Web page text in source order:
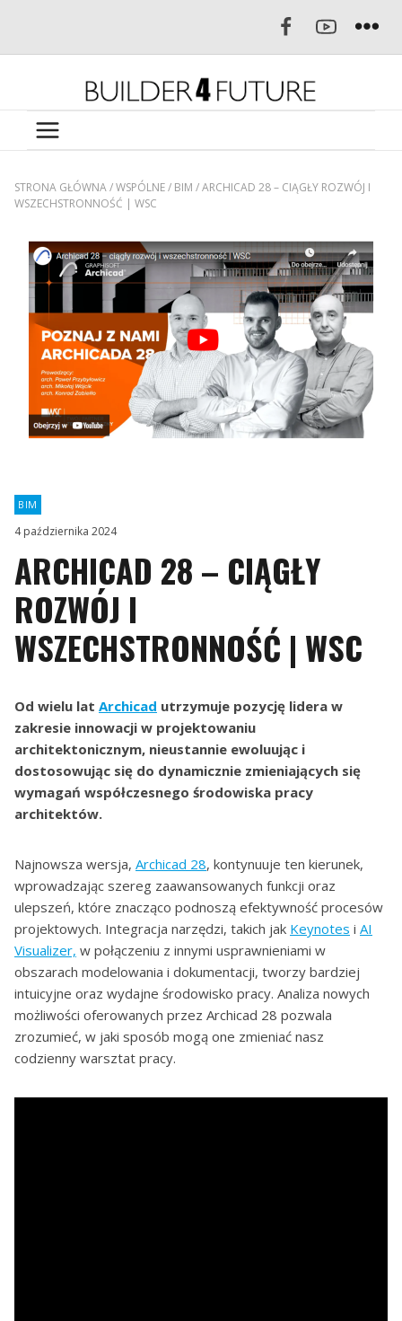
STRONA GŁÓWNA/WSPÓLNE/ BIM /ARCHICAD 28 – CIĄGŁY ROZWÓJ I
WSZECHSTRONNOŚĆ | WSC
BIM
4 października 2024
ARCHICAD 28 – CIĄGŁY
ROZWÓJ I
WSZECHSTRONNOŚĆ | WSC
Od wielu lat Archicad utrzymuje pozycję lidera w
zakresie innowacji w projektowaniu
architektonicznym, nieustannie ewoluując i
dostosowując się do dynamicznie zmieniających się
wymagań współczesnego środowiska pracy
architektów.
Najnowsza wersja, Archicad 28, kontynuuje ten kierunek,
wprowadzając szereg zaawansowanych funkcji oraz
ulepszeń, które znacząco podnoszą efektywność procesów
projektowych. Integracja narzędzi, takich jak Keynotes i AI
Visualizer, w połączeniu z innymi usprawnieniami w
obszarach modelowania i dokumentacji, tworzy bardziej
intuicyjne oraz wydajne środowisko pracy. Analiza nowych
możliwości oferowanych przez Archicad 28 pozwala
zrozumieć, w jaki sposób mogą one zmieniać nasz
codzienny warsztat pracy.